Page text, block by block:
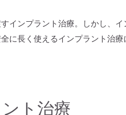
インプラント治療。しかし、
に長く使えるインプラント治療
ト治療